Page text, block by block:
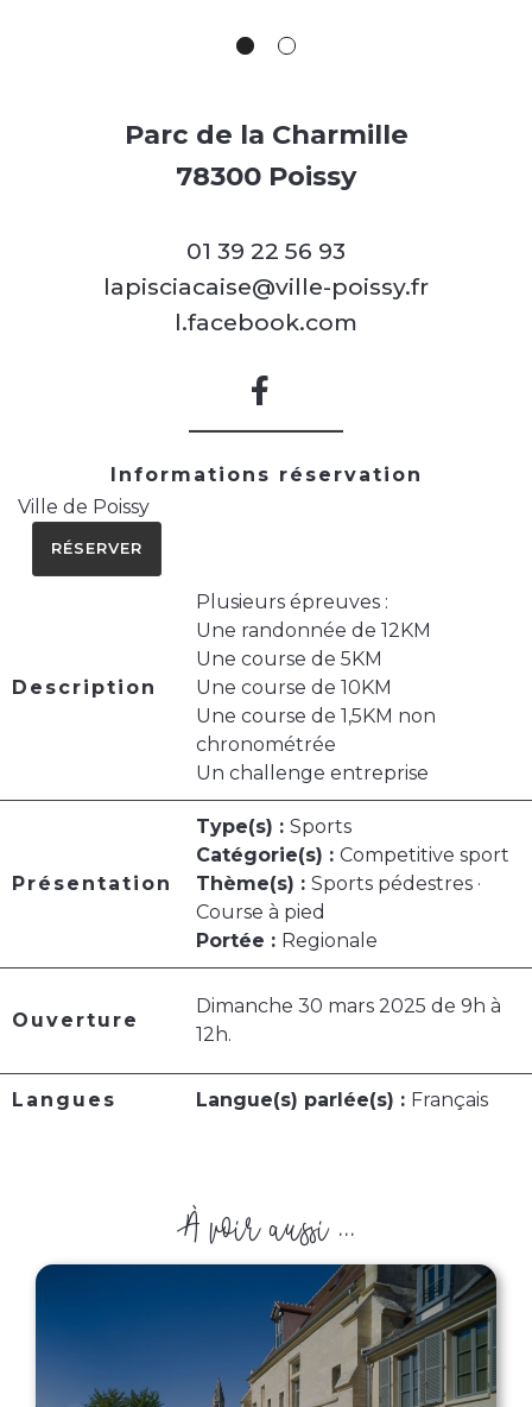
Parc de la Charmille
78300 Poissy
01 39 22 56 93
lapisciacaise@ville-poissy.fr
l.facebook.com
Informations réservation
Ville de Poissy
RÉSERVER
Description
Plusieurs épreuves :
Une randonnée de 12KM
Une course de 5KM
Une course de 10KM
Une course de 1,5KM non
chronométrée
Un challenge entreprise
Présentation
Type(s) : Sports
Catégorie(s) : Competitive sport
Thème(s) : Sports pédestres ·
Course à pied
Portée : Regionale
Ouverture
Dimanche 30 mars 2025 de 9h à
12h.
Langues Langue(s) parlée(s) : Français
À voir aussi ...